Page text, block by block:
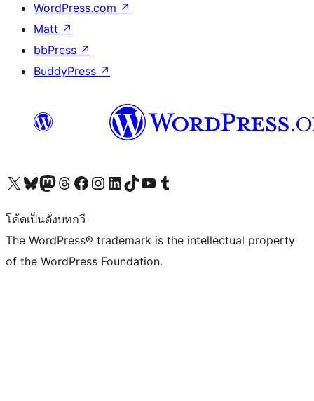
WordPress.com ↗
Matt ↗
bbPress ↗
BuddyPress ↗
Visit our X (formerly Twitter) account
Visit our Bluesky account
Visit our Mastodon account
Visit our Threads account
Visit our Facebook page
Visit our Instagram account
Visit our LinkedIn account
Visit our TikTok account
Visit our YouTube channel
Visit our Tumblr account
โค้ดเป็นดั่งบทกวี
The WordPress® trademark is the intellectual property
of the WordPress Foundation.